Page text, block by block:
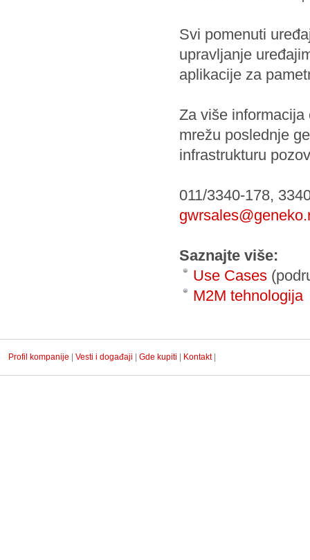
Svi pomenuti
upravljanje
aplikacije za
Za više
mrežu poslednje
infrastrukturu
011/3340-178,
Saznajte više:
Use Cases
M2M tehnologija
Profil kompanije Vesti i događaji Gde kupiti Kontakt|